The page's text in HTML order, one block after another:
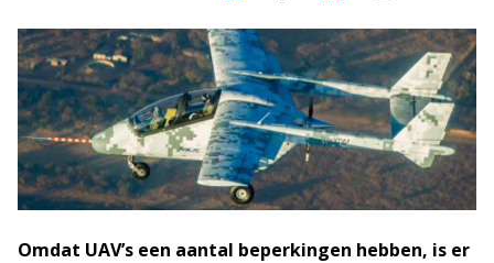
Omdat UAV’s een aantal beperkingen hebben, is er